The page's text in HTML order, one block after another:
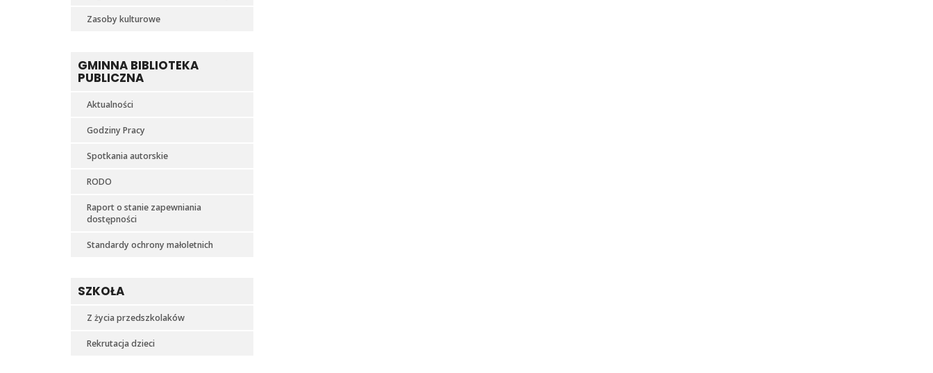
Zasoby kulturowe
GMINNA BIBLIOTEKA
PUBLICZNA
Aktualności
Godziny Pracy
Spotkania autorskie
RODO
Raport o stanie zapewniania
dostępności
Standardy ochrony małoletnich
SZKOŁA
Z życia przedszkolaków
Rekrutacja dzieci